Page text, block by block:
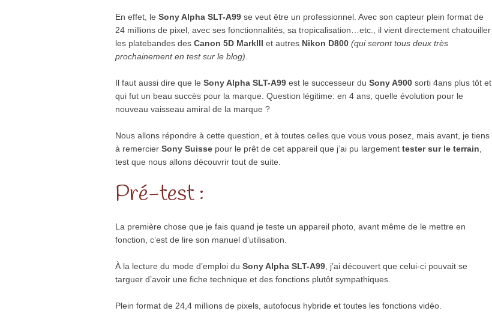
En effet, le Sony Alpha SLT-A99 se veut être un professionnel. Avec son capteur plein format de
24 millions de pixel, avec ses fonctionnalités, sa tropicalisation…etc., il vient directement chatouiller
les platebandes des Canon 5D MarkIII et autres Nikon D800 (qui seront tous deux très
prochainement en test sur le blog).
Il faut aussi dire que le Sony Alpha SLT-A99 est le successeur du Sony A900 sorti 4ans plus tôt et
qui fut un beau succès pour la marque. Question légitime: en 4 ans, quelle évolution pour le
nouveau vaisseau amiral de la marque ?
Nous allons répondre à cette question, et à toutes celles que vous vous posez, mais avant, je tiens
à remercier Sony Suisse pour le prêt de cet appareil que j’ai pu largement tester sur le terrain,
test que nous allons découvrir tout de suite.
Pré-test :
La première chose que je fais quand je teste un appareil photo, avant même de le mettre en
fonction, c’est de lire son manuel d’utilisation.
À la lecture du mode d’emploi du Sony Alpha SLT-A99, j’ai découvert que celui-ci pouvait se
targuer d’avoir une fiche technique et des fonctions plutôt sympathiques.
Plein format de 24,4 millions de pixels, autofocus hybride et toutes les fonctions vidéo.